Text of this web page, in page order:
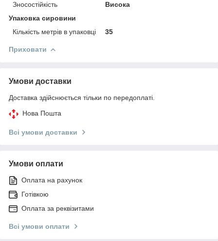
Зносостійкість
Висока
Упаковка сировини
Кількість метрів в упаковці
35
Приховати
Умови доставки
Доставка здійснюється тільки по передоплаті.
Нова Пошта
Всі умови доставки
Умови оплати
Оплата на рахунок
Готівкою
Оплата за реквізитами
Всі умови оплати